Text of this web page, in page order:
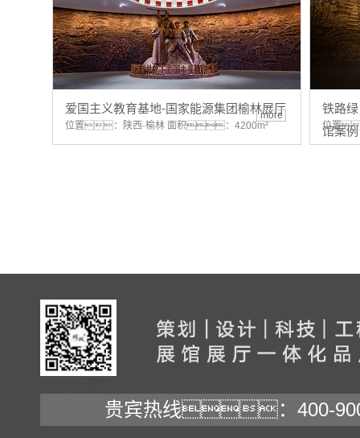
爱国主义教育基地-国家能源集团榆林展厅
位置：陕西·榆林 面积：4200m²
more
铁路
馆案例
位置
贵宾热线：400-